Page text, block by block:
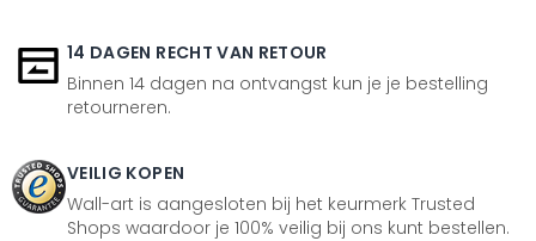
14 DAGEN RECHT VAN RETOUR
Binnen 14 dagen na ontvangst kun je je bestelling
retourneren.
VEILIG KOPEN
Wall-art is aangesloten bij het keurmerk Trusted
Shops waardoor je 100% veilig bij ons kunt bestellen.